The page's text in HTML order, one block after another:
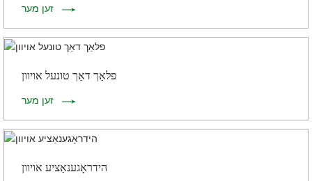
זען מער
פלאַך דאַך טונעל אויוון
זען מער
הידראָגענאַציע אויוון